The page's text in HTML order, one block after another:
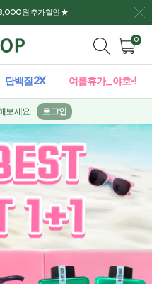
원 추가할인 ★
0
단백질2X 여름휴가_야호-!
보세요 로그인